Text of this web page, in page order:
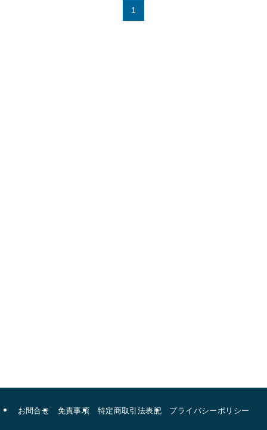
1
お問合せ 免責事項 特定商取引法表記 プライバシーポリシー